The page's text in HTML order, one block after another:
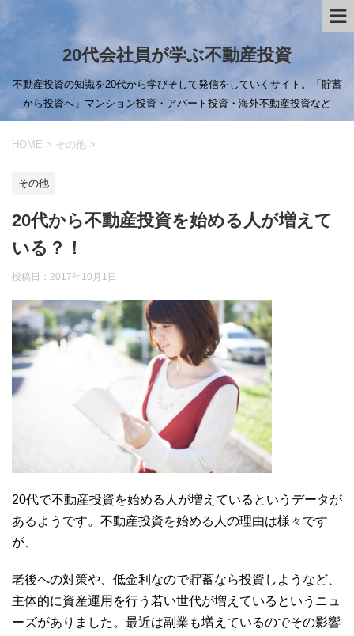
20代会社員が学ぶ不動産投資
不動産投資の知識を20代から学びそして発信をしていくサイト。「貯蓄
から投資へ」マンション投資・アパート投資・海外不動産投資など
HOME > その他 >
その他
20代から不動産投資を始める人が増えて
いる？！
投稿日： 2017年10月1日
20代で不動産投資を始める人が増えているというデータが
あるようです。不動産投資を始める人の理由は様々です
が、
老後への対策や、低金利なので貯蓄なら投資しようなど、
主体的に資産運用を行う 若い世代が増えているというニュ
ーズがありました。最近は副業も増えているのでその影響